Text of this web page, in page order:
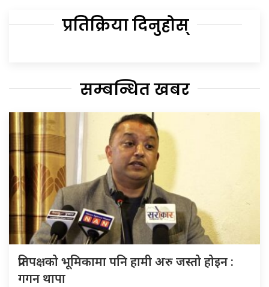
प्रतिक्रिया दिनुहोस्
सम्बन्धित खबर
प्रतिपक्षको भूमिकामा पनि हामी अरु जस्तो होइन :
गगन थापा